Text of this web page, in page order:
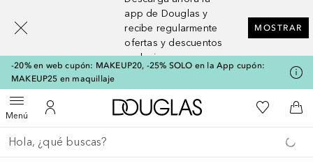
app de Douglas y
recibe regularmente
ofertas y descuentos
exclusivos
MOSTRAR
-20% en web cupón: MAKEUP20, -25% SOLO en la App cupón:
MAKEUP25 en maquillaje
MenúAbrir menúMi cuenta
A Douglas HomeMi lista de
A
Regresar
Ejecutar búsqueda
[navigation.slideout.screenreader]